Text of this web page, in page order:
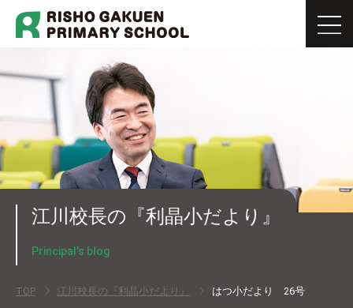
江川校長の『利晶小だより』
Principal's blog
TOP 江川校長の『利晶小だより』 はつ小だより 26号